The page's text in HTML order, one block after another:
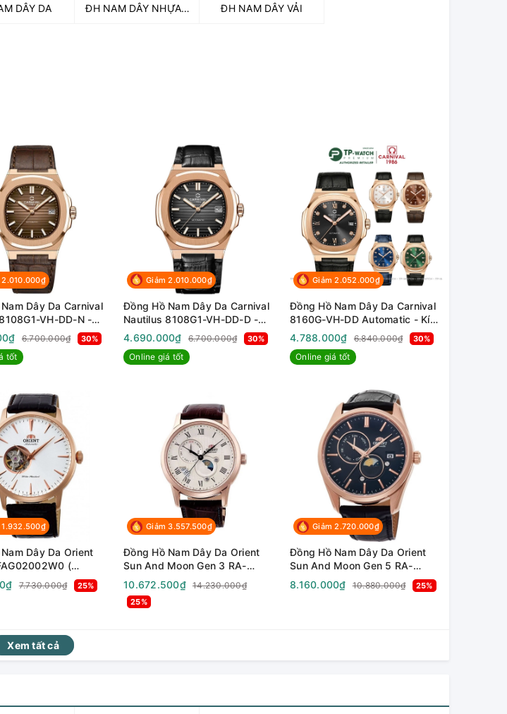
DÂY DA
ĐH NAM DÂY NHỰA |
ĐH NAM DÂY VẢI
2.010.000₫
Dây Da Carnival
VH-DD-N -
- Kính Sapphire -
6.700.000₫ 30%
tốt
Giảm 2.010.000₫
Đồng Hồ Nam Dây Da Carnival
Nautilus 8108G1-VH-DD-D -
Automatic - Kính Sapphire -
Size 41mm
4.690.000₫ 6.700.000₫ 30%
Online giá tốt
Giảm 2.052.000₫
Đồng Hồ Nam Dây Da Carnival
8160G-VH-DD Automatic - Kính
Sapphire - Size 41mm
4.788.000₫ 6.840.000₫ 30%
Online giá tốt
1.932.500₫
Dây Da Orient
(
) (
) - Size 41mm
7.730.000₫ 25%
Giảm 3.557.500₫
Đồng Hồ Nam Dây Da Orient
Sun And Moon Gen 3 RA-
AK0007S10B ( RA-
AK0007S30B ) ( RA-
AK0007S00C ) ( RN-AK0001S )
10.672.500₫ 14.230.000₫
25%
Giảm 2.720.000₫
Đồng Hồ Nam Dây Da Orient
Sun And Moon Gen 5 RA-
AK0309B10B ( RA-
AK0309B30B ) ( RA-
8.160.000₫ 10.880.000₫ 25%
Xem tất cả